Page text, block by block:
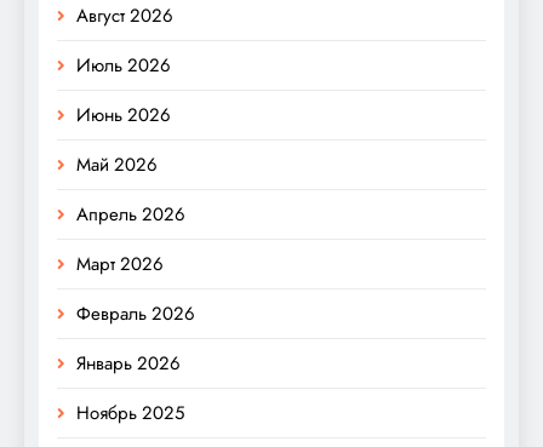
Август 2026
Июль 2026
Июнь 2026
Май 2026
Апрель 2026
Март 2026
Февраль 2026
Январь 2026
Ноябрь 2025